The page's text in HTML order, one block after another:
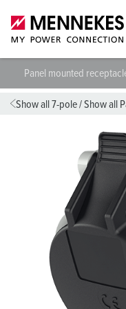
Panel mounted
Show all 7-pole/Show all